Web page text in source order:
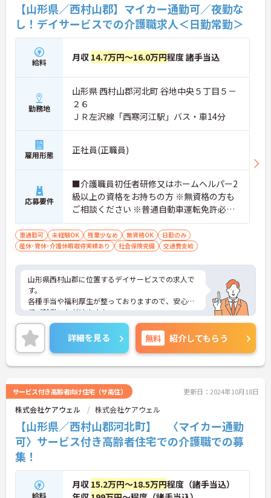
【山形県／西村山郡】マイカー通勤可／夜勤な
し！デイサービスでの介護職求人＜日勤常勤＞
給料 月収 14.7万円～16.0万円程度 諸手当込
勤務地
山形県 西村山郡河北町 谷地中央５丁目５－
２６
ＪＲ左沢線「西寒河江駅」バス・車14分
雇用形態 正社員(正職員)
応募要件
■介護職員初任者研修又はホームヘルパー2
級以上の資格をお持ちの方 ※無資格の方も
ご相談ください ※普通自動車運転免許必須
（AT可）
車通勤可 未経験OK 残業少なめ 無資格OK
日勤のみ
産休･育休･介護休暇取得実績あり
社会保険完備 交通費支給
山形県西村山郡に位置するデイサービスでの求人で
す。
各種手当や福利厚生が整っておりますので、安心し
てご就業いただけます！
ご興味のある方には、面接対策ポイントなど、さら
に詳細をお話しいたしますので、お気軽にご相談く
ださい。
詳細を見る 無料 紹介してもらう
サービス付き高齢者向け住宅（サ高住） 更新日：2024年10月18日
株式会社ケアウェル 株式会社ケアウェル
【山形県／西村山郡河北町】 〈マイカー通勤
可〉サービス付き高齢者住宅での介護職での募
集！
給料
月収 15.2万円～18.5万円程度（諸手当込）